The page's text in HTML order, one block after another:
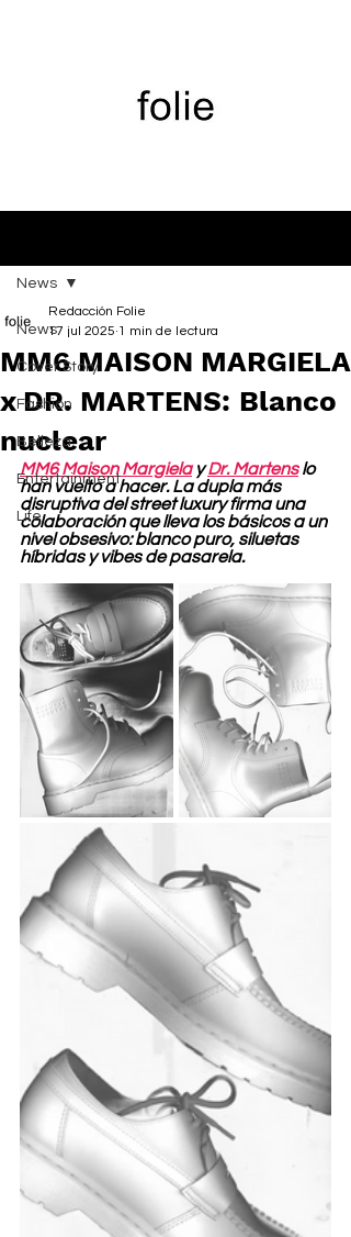
News
Cover Story
Fashion
Belleza
Entertainment
Life
News
MM6 MAISON MARGIELA
x DR. MARTENS: Blanco
nuclear
Redacción Folie
17 jul 2025 1 min de lectura
MM6 Maison Margiela y Dr. Martens lo
han vuelto a hacer. La dupla más
disruptiva del street luxury firma una
colaboración que lleva los básicos a un
nivel obsesivo: blanco puro, siluetas
híbridas y vibes de pasarela.